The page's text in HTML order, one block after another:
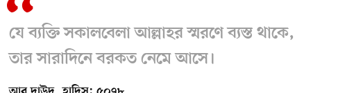
যে ব্যক্তি সকালবেলা আল্লাহর স্মরণে ব্যস্ত থাকে,
তার সারাদিনে বরকত নেমে আসে।